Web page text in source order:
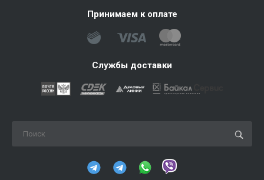
Принимаем к оплате
Службы доставки